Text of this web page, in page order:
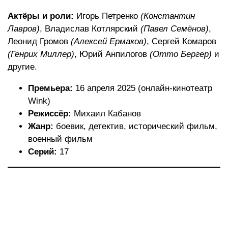
Актёры и роли: Игорь Петренко (Константин
Лавров), Владислав Котлярский (Павел Семёнов),
Леонид Громов (Алексей Ермаков), Сергей Комаров
(Генрих Миллер), Юрий Анпилогов (Отто Бергер) и
другие.
Премьера: 16 апреля 2025 (онлайн-кинотеатр
Wink)
Режиссёр: Михаил Кабанов
Жанр: боевик, детектив, исторический фильм,
военный фильм
Серий: 17